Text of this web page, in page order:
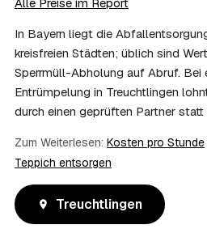
Wohnungsauflösung im Rahmen
stellen Sie vor Auftragserteilung
und holen die
Zentrum vermittelt die
über die Kostenübernahme.
08 Bekomme ich einen
stellen auf Wunsch einen
wichtig zum Beispiel für
oder die eigene Dokumentation.
09
Muss ich bei der
Nicht zwingend. Viele Kunden in
In Bayern liegt die
kreisfreien Städten; üblich sind
Sperrmüll-Abholung auf Abruf. Bei
Entrümpelung in Treuchtlingen
durch einen geprüften Partner
Zum Weiterlesen: Kosten pro Stunde
Teppich entsorgen
Treuchtlingen